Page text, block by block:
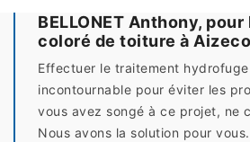
BELLONET Anthony,
coloré de toiture à
Effectuer le traitement
incontournable pour éviter les
vous avez songé à ce projet, ne
Nous avons la solution pour